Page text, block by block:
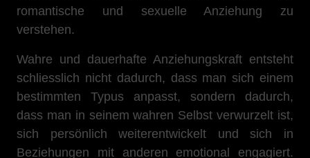
romantische und sexuelle Anziehung zu
verstehen.
Wahre und dauerhafte Anziehungskraft entsteht
schliesslich nicht dadurch, dass man sich einem
bestimmten Typus anpasst, sondern dadurch,
dass man in seinem wahren Selbst verwurzelt ist,
sich persönlich weiterentwickelt und sich in
Beziehungen mit anderen emotional engagiert.